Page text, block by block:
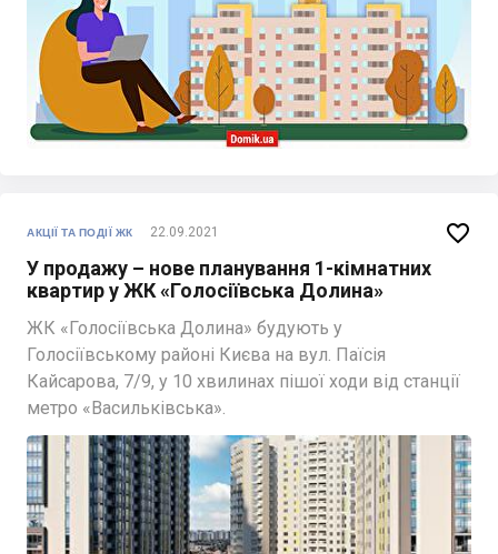
АКЦІЇ ТА ПОДІЇ ЖК 22.09.2021
У продажу – нове планування 1-кімнатних
квартир у ЖК «Голосіївська Долина»
ЖК «Голосіївська Долина» будують у
Голосіївському районі Києва на вул. Паїсія
Кайсарова, 7/9, у 10 хвилинах пішої ходи від станції
метро «Васильківська».
